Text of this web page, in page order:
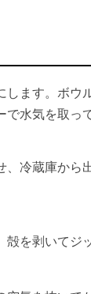
します。ボウ
で水気を取っ
、冷蔵庫から
殻を剥いてジ